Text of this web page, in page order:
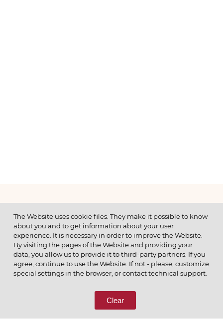
МЕНЮ
© 2026 ОАО
ПОЗВОНИТЕ НАМ
8 (800) 333-65-66
The Website uses cookie files. They make it possible to know
about you and to get information about your user
experience. It is necessary in order to improve the Website.
By visiting the pages of the Website and providing your
data, you allow us to provide it to third-party partners. If you
agree, continue to use the Website. If not - please, customize
special settings in the browser, or contact technical support.
Clear